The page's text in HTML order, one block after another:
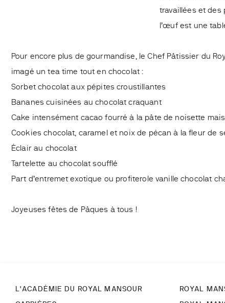
travaillées et
l’œuf est une
Pour encore plus de gourmandise, le Chef Pâtissier du
imagé un tea time tout en chocolat :
Sorbet chocolat aux pépites croustillantes
Bananes cuisinées au chocolat craquant
Cake intensément cacao fourré à la pâte de noisette
Cookies chocolat, caramel et noix de pécan à la fleur de
Éclair au chocolat
Tartelette au chocolat soufflé
Part d’entremet exotique ou profiterole vanille chocolat
Joyeuses fêtes de Pâques à tous !
L'ACADÉMIE DU ROYAL MANSOUR
ROYAL